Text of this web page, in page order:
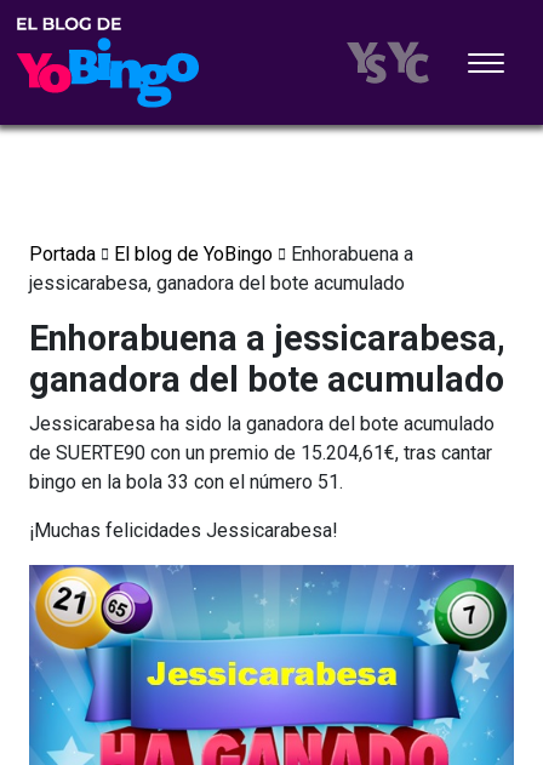
Portada El blog de YoBingo
Enhorabuena a
jessicarabesa, ganadora del bote acumulado
Enhorabuena a jessicarabesa,
ganadora del bote acumulado
Jessicarabesa ha sido la ganadora del bote acumulado
de SUERTE90 con un premio de 15.204,61€, tras cantar
bingo en la bola 33 con el número 51.
¡Muchas felicidades Jessicarabesa!